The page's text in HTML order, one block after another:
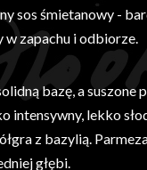
sos śmietanowy -
zapachu i odbiorze.
bazę, a suszone
intensywny, lekko
z bazylią.
głębi.